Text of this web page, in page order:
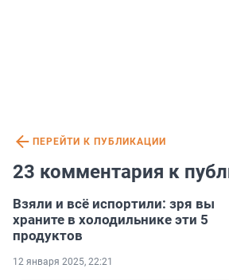
ПЕРЕЙТИ К ПУБЛИКАЦИИ
23 комментария к
Взяли и всё испортили: зря вы
храните в холодильнике эти 5
продуктов
12 января 2025, 22:21